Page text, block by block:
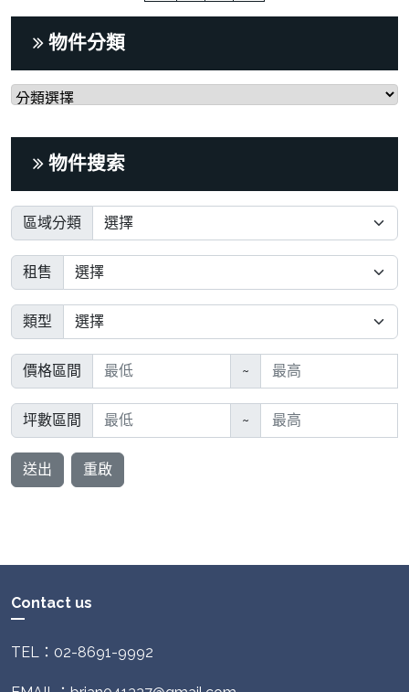
物件分類
物件搜索
區域分類
租售
類型
價格區間 ~
坪數區間 ~
送出 重啟
Contact us
TEL：02-8691-9992